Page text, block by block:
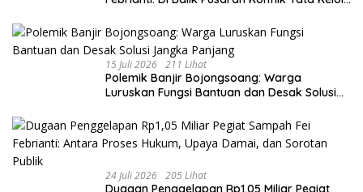
15 Juli 2026 211 Lihat
Polemik Banjir Bojongsoang: Warga
Luruskan Fungsi Bantuan dan Desak Solusi
24 Juli 2026 205 Lihat
Dugaan Penggelapan Rp1,05 Miliar Pegiat